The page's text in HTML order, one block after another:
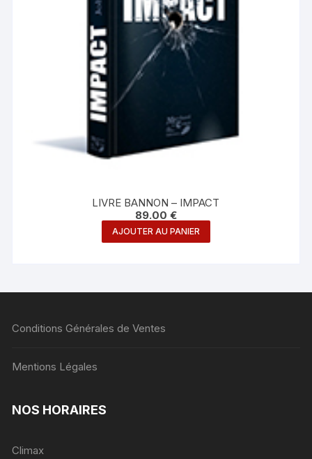
LIVRE BANNON – IMPACT
89.00 €
AJOUTER AU PANIER
Conditions Générales de Ventes
Mentions Légales
NOS HORAIRES
Climax